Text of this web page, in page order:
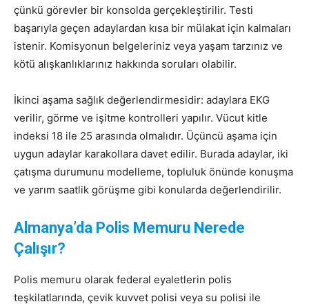
çünkü görevler bir konsolda gerçekleştirilir. Testi
başarıyla geçen adaylardan kısa bir mülakat için kalmaları
istenir. Komisyonun belgeleriniz veya yaşam tarzınız ve
kötü alışkanlıklarınız hakkında soruları olabilir.
İkinci aşama sağlık değerlendirmesidir: adaylara EKG
verilir, görme ve işitme kontrolleri yapılır. Vücut kitle
indeksi 18 ile 25 arasında olmalıdır. Üçüncü aşama için
uygun adaylar karakollara davet edilir. Burada adaylar, iki
çatışma durumunu modelleme, topluluk önünde konuşma
ve yarım saatlik görüşme gibi konularda değerlendirilir.
Almanya’da Polis Memuru Nerede
Çalışır?
Polis memuru olarak federal eyaletlerin polis
teşkilatlarında, çevik kuvvet polisi veya su polisi ile